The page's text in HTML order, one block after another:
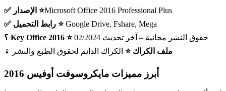
✅ الإصدار ⭐Microsoft Office 2016 Professional Plus
✅ رابط التحميل ⭐Google Drive, Fshare, Mega
؟ Key Office 2016 ⭐
حقوق النشر مجانية – آخر تحديث 02/2024
♀️ ملف الكراك ⭐ الكراك الدائم لحقوق الطبع والنشر
أبرز مميزات مايكروسوفت أوفيس 2016